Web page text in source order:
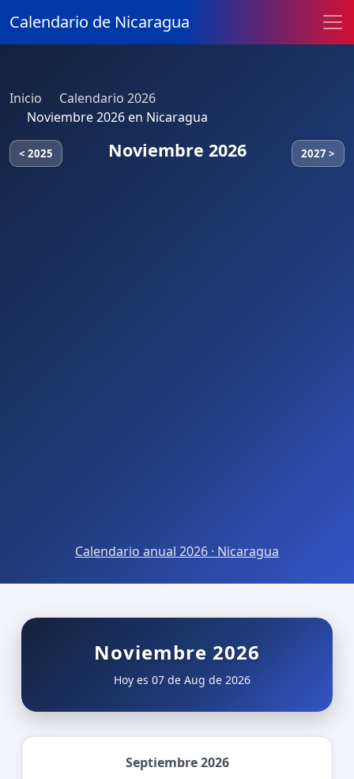
Calendario de Nicaragua
Inicio
Calendario 2026
Noviembre 2026 en Nicaragua
< 2025 Noviembre 2026 2027 >
Calendario anual 2026 · Nicaragua
Noviembre 2026
Hoy es 07 de Aug de 2026
Septiembre 2026